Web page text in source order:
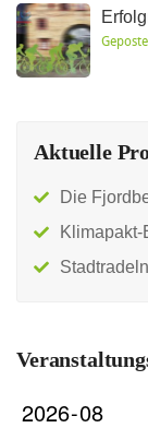
Aktuelle
Die